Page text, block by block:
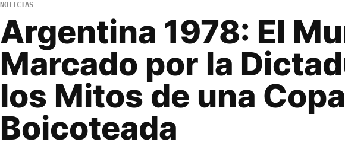
NOTICIAS
Argentina 1978: El
Marcado por la
los Mitos de una
Boicoteada